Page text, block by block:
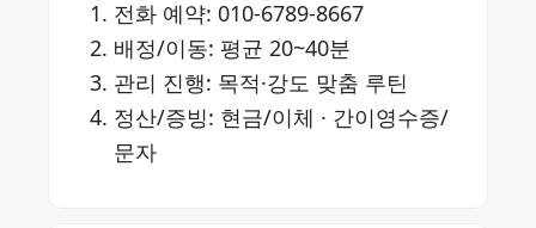
전화 예약:010-6789-8667
배정/이동: 평균 20~40분
관리 진행: 목적·강도 맞춤 루틴
정산/증빙: 현금/이체 · 간이영수증/
문자